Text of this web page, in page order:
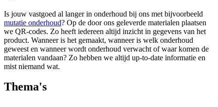
Is jouw vastgoed al langer in onderhoud bij ons met bijvoorbeeld
mutatie onderhoud? Op de door ons geleverde materialen plaatsen
we QR-codes. Zo heeft iedereen altijd inzicht in gegevens van het
product. Wanneer is het gemaakt, wanneer is welk onderhoud
geweest en wanneer wordt onderhoud verwacht of waar komen de
materialen vandaan? Zo hebben we altijd up-to-date informatie en
mist niemand wat.
Thema's